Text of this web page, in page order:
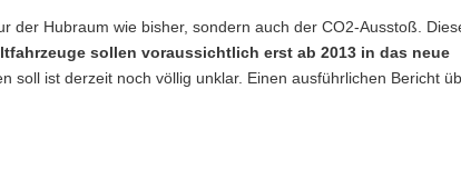
der Hubraum wie bisher, sondern auch der CO2-Ausstoß.
sollen voraussichtlich erst ab 2013 in das neue
soll ist derzeit noch völlig unklar. Einen ausführlichen Bericht